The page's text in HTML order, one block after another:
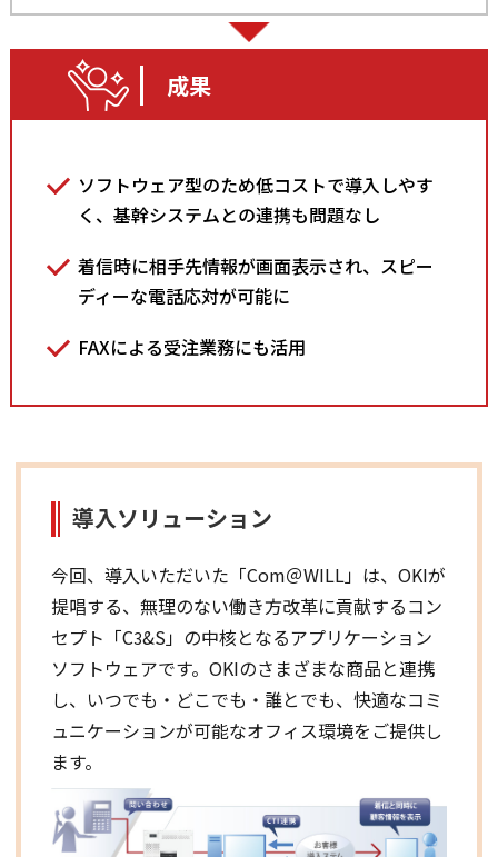
成果
ソフトウェア型のため低コストで導入しやす
く、基幹システムとの連携も問題なし
着信時に相手先情報が画面表示され、スピー
ディーな電話応対が可能に
FAXによる受注業務にも活用
導入ソリューション
今回、導入いただいた「Com＠WILL」は、OKIが
提唱する、無理のない働き方改革に貢献するコン
セプト「C3&S」の中核となるアプリケーション
ソフトウェアです。OKIのさまざまな商品と連携
し、いつでも・どこでも・誰とでも、快適なコミ
ュニケーションが可能なオフィス環境をご提供し
ます。